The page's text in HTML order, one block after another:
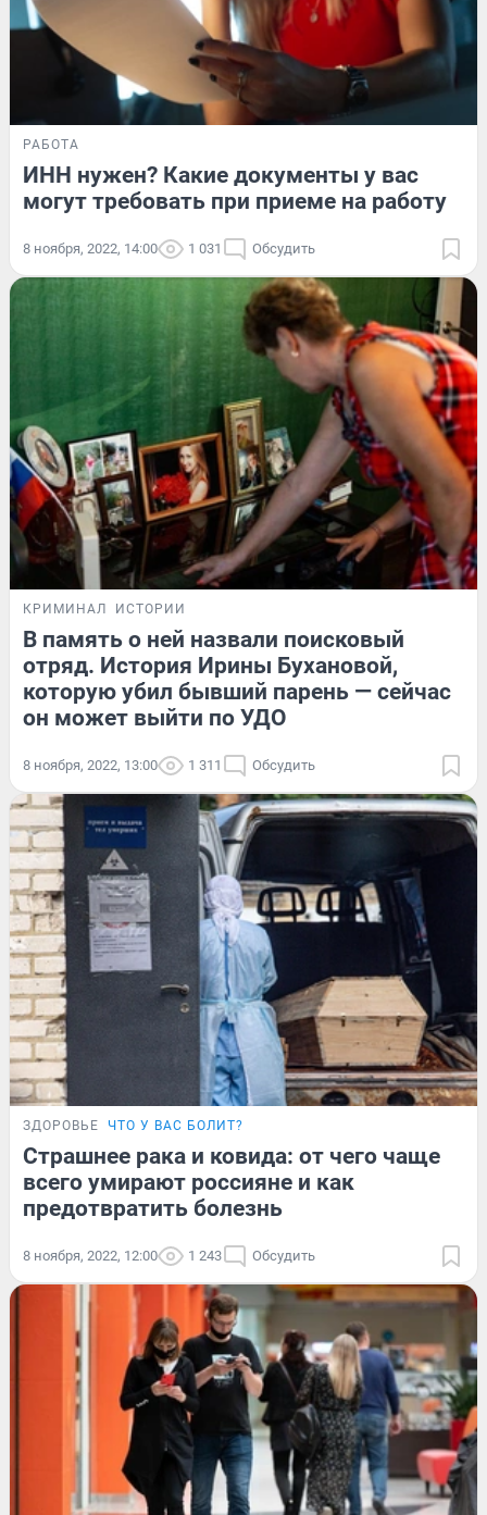
РАБОТА
ИНН нужен? Какие документы у вас
могут требовать при приеме на работу
8 ноября, 2022, 14:00 1 031 Обсудить
КРИМИНАЛ ИСТОРИИ
В память о ней назвали поисковый
отряд. История Ирины Бухановой,
которую убил бывший парень — сейчас
он может выйти по УДО
8 ноября, 2022, 13:00 1 311 Обсудить
ЗДОРОВЬЕ ЧТО У ВАС БОЛИТ?
Страшнее рака и ковида: от чего чаще
всего умирают россияне и как
предотвратить болезнь
8 ноября, 2022, 12:00 1 243 Обсудить